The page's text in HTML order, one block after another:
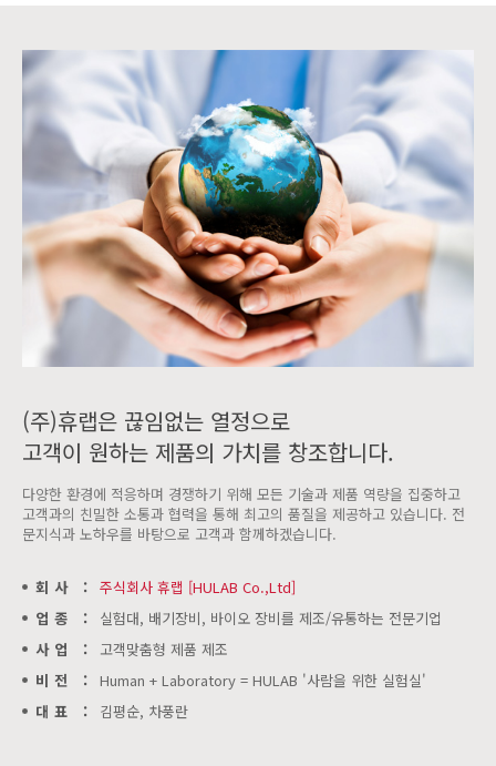
(주)휴랩은 끊임없는 열정으로
고객이 원하는 제품의 가치를 창조합니다.
다양한 환경에 적응하며 경쟁하기 위해 모든 기술과 제품 역량을 집중하고
고객과의 친밀한 소통과 협력을 통해 최고의 품질을 제공하고 있습니다. 전
문지식과 노하우를 바탕으로 고객과 함께하겠습니다.
회사 : 주식회사 휴랩 [HULAB Co.,Ltd]
업종 :
실험대, 배기장비, 바이오 장비를 제조/유통하는 전문기업
사업 :
고객맞춤형 제품 제조
비전 : Human + Laboratory = HULAB '사람을 위한 실험실'
대표 :
김평순, 차풍란